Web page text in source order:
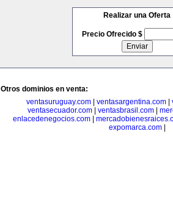
Realizar una Oferta
Precio Ofrecido $
Otros dominios en venta:
ventasuruguay.com| ventasargentina.com|
ventasecuador.com| ventasbrasil.com|
enlacedenegocios.com|
expomarca.com|